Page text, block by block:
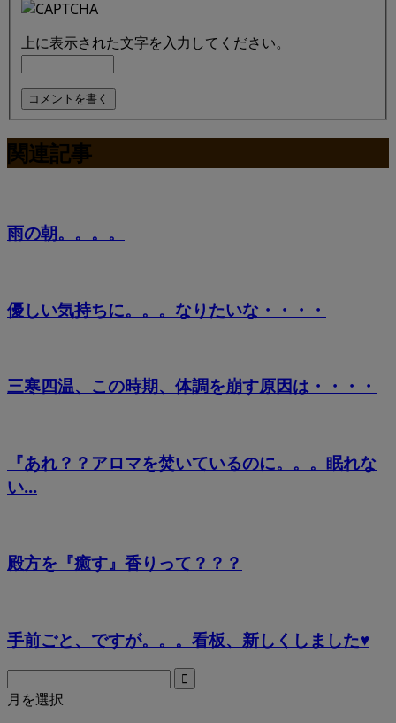
上に表示された文字を入力してください。
関連記事
雨の朝。。。。
優しい気持ちに。。。なりたいな・・・・
三寒四温、この時期、体調を崩す原因は・・・・
『あれ？？アロマを焚いているのに。。。眠れな
い...
殿方を『癒す』香りって？？？
手前ごと、ですが。。。看板、新しくしました♥
月を選択